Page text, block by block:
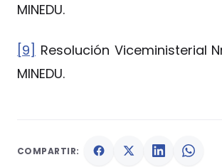
MINEDU.
[9] Resolución Viceministerial
MINEDU.
COMPARTIR: